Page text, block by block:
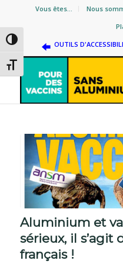
Passer en contraste élevé
Changer la taille de la police
Vous êtes… Nous
OUTILS
Aluminium et
sérieux, il s’agit
français !